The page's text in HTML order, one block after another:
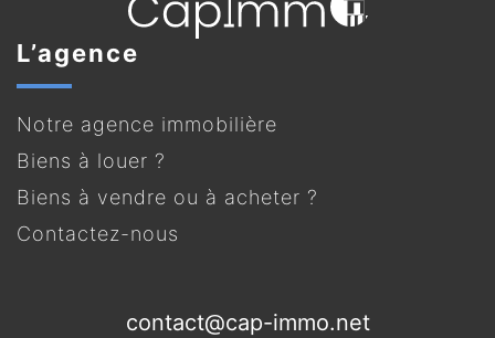
L’agence
Notre agence immobilière
Biens à louer ?
Biens à vendre ou à acheter ?
Contactez-nous
contact@cap-immo.net